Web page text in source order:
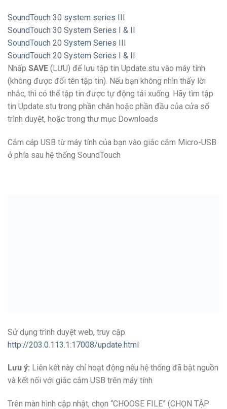
SoundTouch 30 system series III
SoundTouch 30 System Series I & II
SoundTouch 20 System Series III
SoundTouch 20 System Series I & II
Nhấp SAVE (LƯU) để lưu tập tin Update.stu vào máy tính
(không được đổi tên tập tin). Nếu bạn không nhìn thấy lời
nhắc, thì có thể tập tin được tự động tải xuống. Hãy tìm tập
tin Update.stu trong phần chân hoặc phần đầu của cửa sổ
trình duyệt, hoặc trong thư mục Downloads
Cắm cáp USB từ máy tính của bạn vào giắc cắm Micro-USB
ở phía sau hệ thống SoundTouch
Sử dụng trình duyệt web, truy cập
http://203.0.113.1:17008/update.html
Lưu ý: Liên kết này chỉ hoạt động nếu hệ thống đã bật nguồn
và kết nối với giắc cắm USB trên máy tính
Trên màn hình cập nhật, chọn “CHOOSE FILE” (CHỌN TẬP